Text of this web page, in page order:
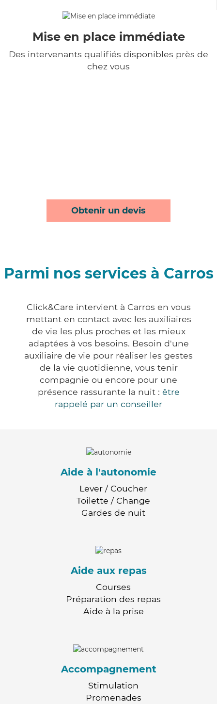
Mise en place immédiate
Des intervenants qualifiés disponibles près de
chez vous
Obtenir un devis
Parmi nos services à Carros
Click&Care intervient à Carros en vous
mettant en contact avec les auxiliaires
de vie les plus proches et les mieux
adaptées à vos besoins. Besoin d'une
auxiliaire de vie pour réaliser les gestes
de la vie quotidienne, vous tenir
compagnie ou encore pour une
présence rassurante la nuit : être
rappelé par un conseiller
Aide à l'autonomie
Lever / Coucher
Toilette / Change
Gardes de nuit
Aide aux repas
Courses
Préparation des repas
Aide à la prise
Accompagnement
Stimulation
Promenades